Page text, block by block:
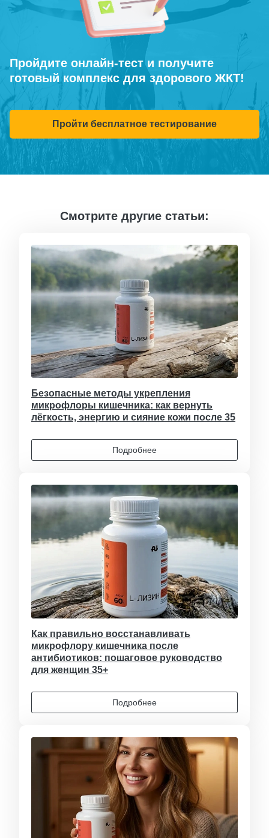
Пройдите онлайн-тест и получите
готовый комплекс для здорового ЖКТ!
Пройти бесплатное тестирование
Смотрите другие статьи:
Безопасные методы укрепления
микрофлоры кишечника: как вернуть
лёгкость, энергию и сияние кожи после 35
Подробнее
Как правильно восстанавливать
микрофлору кишечника после
антибиотиков: пошаговое руководство
для женщин 35+
Подробнее